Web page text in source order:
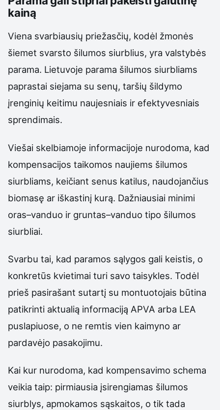
kainą
Viena svarbiausių priežasčių, kodėl žmonės
šiemet svarsto šilumos siurblius, yra valstybės
parama. Lietuvoje parama šilumos siurbliams
paprastai siejama su senų, taršių šildymo
įrenginių keitimu naujesniais ir efektyvesniais
sprendimais.
Viešai skelbiamoje informacijoje nurodoma, kad
kompensacijos taikomos naujiems šilumos
siurbliams, keičiant senus katilus, naudojančius
biomasę ar iškastinį kurą. Dažniausiai minimi
oras–vanduo ir gruntas–vanduo tipo šilumos
siurbliai.
Svarbu tai, kad paramos sąlygos gali keistis, o
konkretūs kvietimai turi savo taisykles. Todėl
prieš pasirašant sutartį su montuotojais būtina
patikrinti aktualią informaciją APVA arba LEA
puslapiuose, o ne remtis vien kaimyno ar
pardavėjo pasakojimu.
Kai kur nurodoma, kad kompensavimo schema
veikia taip: pirmiausia įsirengiamas šilumos
siurblys, apmokamos sąskaitos, o tik tada